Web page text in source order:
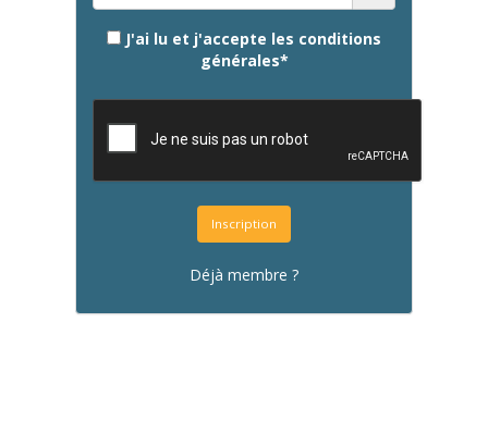
J'ai lu et j'accepte les conditions
générales*
Inscription
Déjà membre ?